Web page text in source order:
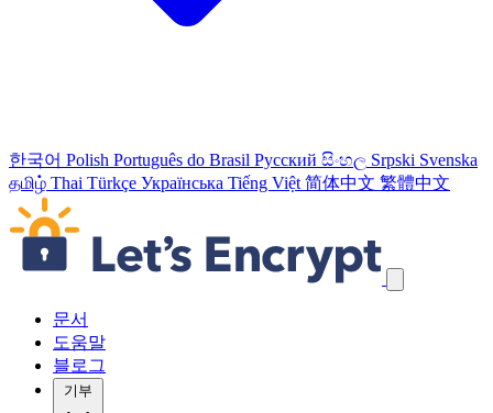
한국어 Polish Português do Brasil Русский සිංහල Srpski Svenska
தமிழ் Thai Türkçe Українська Tiếng Việt 简体中文 繁體中文
탐색 링크 건너뛰기
문서
도움말
블로그
기부